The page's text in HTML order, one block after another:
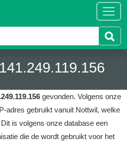
gevonden. Volgens onze
adres gebruikt vanuit Nottwil, welke
Dit is volgens onze database een
die de wordt gebruikt voor het